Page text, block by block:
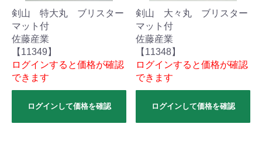
剣山 特大丸 ブリスター
マット付
佐藤産業
【11349】
ログインすると価格が確認
できます
ログインして価格を確認
剣山 大々丸 ブリスター
マット付
佐藤産業
【11348】
ログインすると価格が確認
できます
ログインして価格を確認